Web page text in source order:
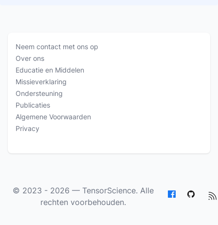
Neem contact met ons op
Over ons
Educatie en Middelen
Missieverklaring
Ondersteuning
Publicaties
Algemene Voorwaarden
Privacy
© 2023 - 2026 — TensorScience. Alle
rechten voorbehouden.